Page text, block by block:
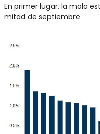
En primer lugar, la mala
mitad de septiembre